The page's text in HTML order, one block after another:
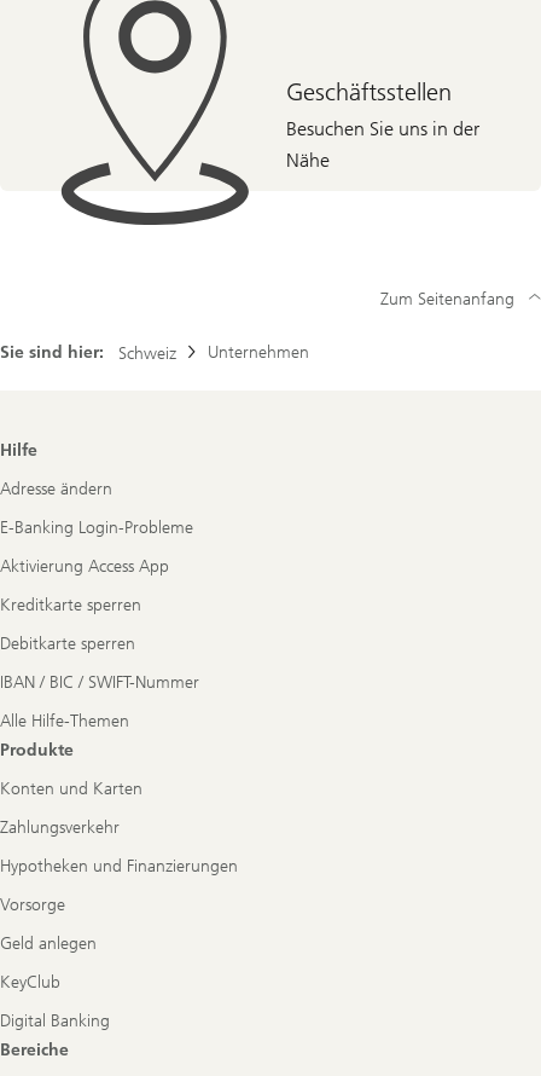
Geschäftsstellen
Besuchen Sie uns in der
Nähe
Sie sind hier: Schweiz Unternehmen
Zum Seitenanfang
Footer
Hilfe
Adresse ändern
E-Banking Login-Probleme
Aktivierung Access App
Kreditkarte sperren
Debitkarte sperren
IBAN / BIC / SWIFT-Nummer
Alle Hilfe-Themen
Produkte
Konten und Karten
Zahlungsverkehr
Hypotheken und Finanzierungen
Vorsorge
Geld anlegen
KeyClub
Digital Banking
Bereiche